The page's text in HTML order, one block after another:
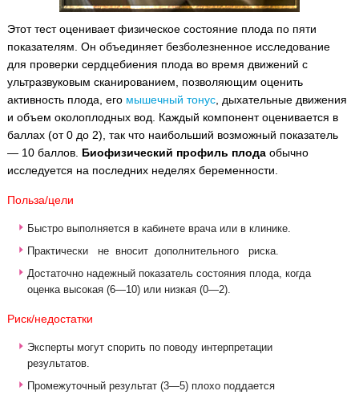
Этот тест оценивает физическое состояние плода по пяти
показателям. Он объединяет безболезненное исследование
для проверки сердцебиения плода во время движений с
ультразвуковым сканированием, позволяющим оценить
активность плода, его мышечный тонус, дыхательные движения
и объем околоплодных вод.
Каждый компонент оценивается в
баллах (от 0 до 2), так что наибольший возможный показатель
— 10 баллов. Биофизический профиль плодаобычно
исследуется на последних неделях беременности.
Польза/цели
Быстро выполняется в кабинете врача или в клинике.
Практически не вносит дополнительного риска.
Достаточно надежный показатель состояния плода, когда
оценка высокая (6—10) или низкая (0—2).
Риск/недостатки
Эксперты могут спорить по поводу интерпретации
результатов.
Промежуточный результат (3—5) плохо поддается